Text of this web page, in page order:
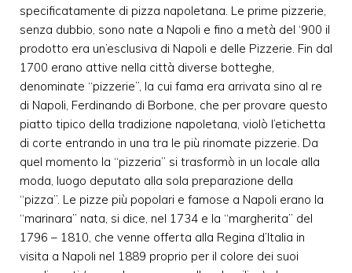
specificatamente di pizza napoletana. Le prime pizzerie,
senza dubbio, sono nate a Napoli e fino a metà del ‘900 il
prodotto era un’esclusiva di Napoli e delle Pizzerie. Fin dal
1700 erano attive nella città diverse botteghe,
denominate “pizzerie”, la cui fama era arrivata sino al re
di Napoli, Ferdinando di Borbone, che per provare questo
piatto tipico della tradizione napoletana, violò l’etichetta
di corte entrando in una tra le più rinomate pizzerie. Da
quel momento la “pizzeria” si trasformò in un locale alla
moda, luogo deputato alla sola preparazione della
“pizza”. Le pizze più popolari e famose a Napoli erano la
“marinara” nata, si dice, nel 1734 e la “margherita” del
1796 – 1810, che venne offerta alla Regina d’Italia in
visita a Napoli nel 1889 proprio per il colore dei suoi